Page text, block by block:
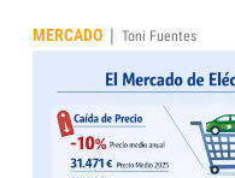
MERCADO | Toni Fuentes